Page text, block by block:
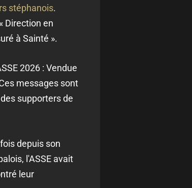
stéphanois.
« Direction en
à Sainté ».
2026 : Vendue
messages sont
supporters de
depuis son
l'ASSE avait
leur